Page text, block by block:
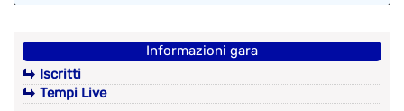
Informazioni gara
Iscritti
Tempi Live